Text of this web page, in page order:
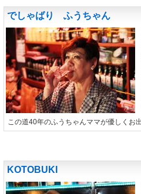
でしゃばり ふうちゃん
この道40年のふうちゃんママが優しくお
KOTOBUKI